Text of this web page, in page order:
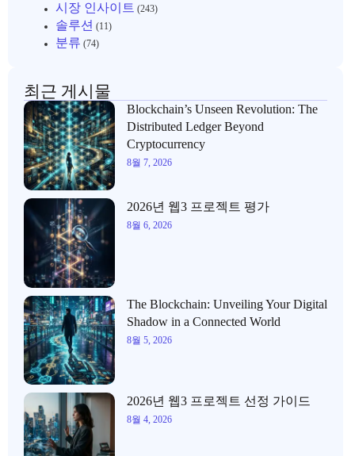
시장 인사이트 (243)
솔루션 (11)
분류 (74)
최근 게시물
Blockchain’s Unseen Revolution: The
Distributed Ledger Beyond
Cryptocurrency
8월 7, 2026
2026년 웹3 프로젝트 평가
8월 6, 2026
The Blockchain: Unveiling Your Digital
Shadow in a Connected World
8월 5, 2026
2026년 웹3 프로젝트 선정 가이드
8월 4, 2026